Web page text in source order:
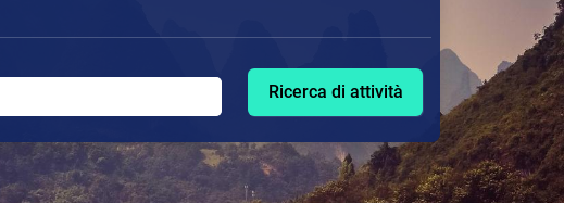
Ricerca di attività